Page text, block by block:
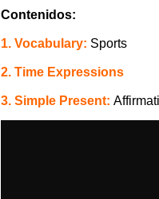
Contenidos:
1. Vocabulary: Sports
2. Time Expressions
3. Simple Present: